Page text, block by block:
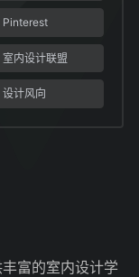
Pinterest
室内设计联盟
设计风向
富的室内设计学